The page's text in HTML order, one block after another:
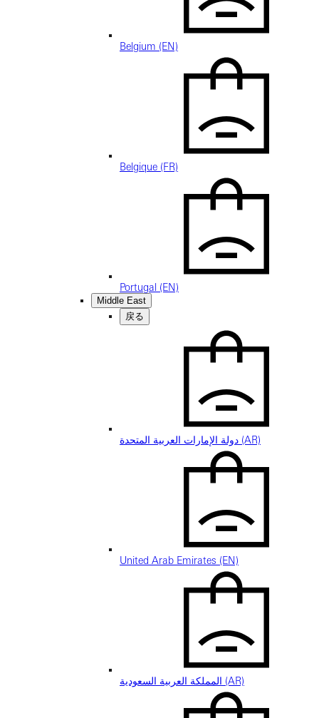
Belgium (EN)
Belgique (FR)
Portugal (EN)
Middle East
戻る
دولة الإمارات العربية المتحدة (AR)
United Arab Emirates (EN)
المملكة العربية السعودية (AR)